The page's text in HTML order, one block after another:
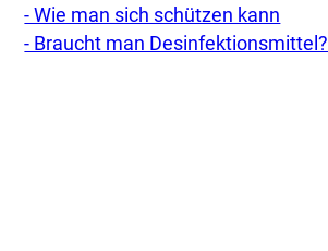
- Wie man sich schützen kann
- Braucht man Desinfektionsmittel?